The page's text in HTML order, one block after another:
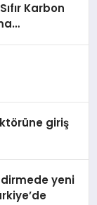
Karbon
giriş
yeni